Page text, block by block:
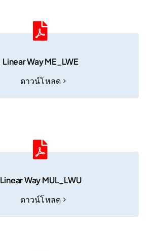
Linear Way ME_LWE
ดาวน์โหลด
Linear Way MUL_LWU
ดาวน์โหลด